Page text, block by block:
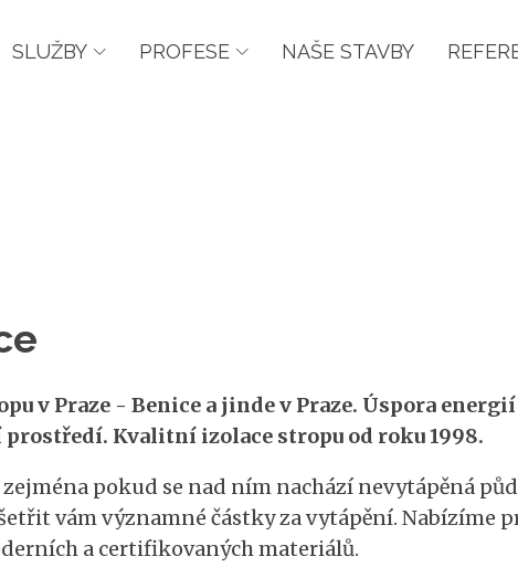
SLUŽBY PROFESE NAŠE STAVBY
v Praze - Benice a jinde v Praze. Úspora
Kvalitní izolace stropu od roku 1998.
pokud se nad ním nachází nevytápěná
vám významné částky za vytápění. Nabízíme
a certifikovaných materiálů.